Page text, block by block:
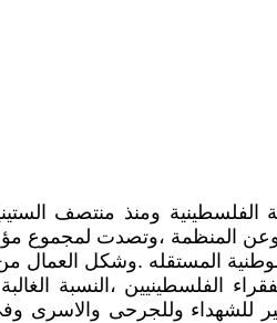
الفلسطينية ومنذ منتصف
وعن المنظمة ،وتصدت لمجموع
المستقله .وشكل العمال من
الفلسطينيين ،النسبة
للشهداء وللجرحى